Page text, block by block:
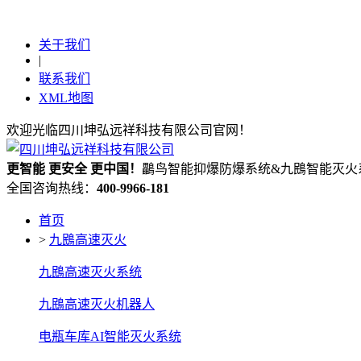
关于我们
|
联系我们
XML地图
欢迎光临四川坤弘远祥科技有限公司官网！
更智能 更安全更中国！ 鸓鸟智能抑爆防爆系统&九鴖智能灭火
全国咨询热线： 400-9966-181
首页
> 九鴖高速灭火
九鴖高速灭火系统
九鴖高速灭火机器人
电瓶车库AI智能灭火系统